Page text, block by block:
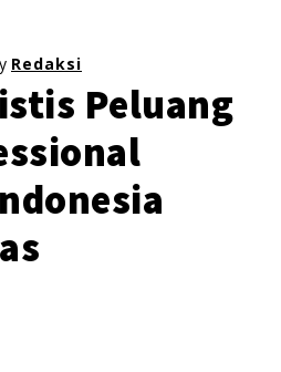
Redaksi
Peluang